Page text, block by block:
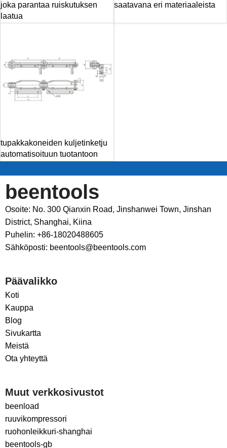
joka parantaa ruiskutuksen
laatua
saatavana eri materiaaleista
tupakkakoneiden kuljetinketju
automatisoituun tuotantoon
beentools
Osoite: No. 300 Qianxin Road, Jinshanwei Town, Jinshan
District, Shanghai, Kiina
Puhelin: +86-18020488605
Sähköposti: beentools@beentools.com
Päävalikko
Koti
Kauppa
Blog
Sivukartta
Meistä
Ota yhteyttä
Muut verkkosivustot
beenload
ruuvikompressori
ruohonleikkuri-shanghai
beentools-gb